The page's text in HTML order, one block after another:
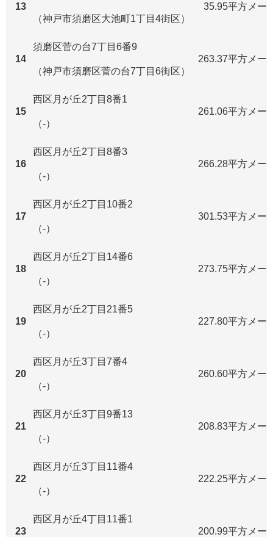
13
（神戸市須磨区大池町1丁目4街区）
35.95平方メー
14
須磨区菅の台7丁目6番9
（神戸市須磨区菅の台7丁目6街区）
263.37平方メー
15
西区月が丘2丁目8番1
（-）
261.06平方メー
16
西区月が丘2丁目8番3
（-）
266.28平方メー
17
西区月が丘2丁目10番2
（-）
301.53平方メー
18
西区月が丘2丁目14番6
（-）
273.75平方メー
19
西区月が丘2丁目21番5
（-）
227.80平方メー
20
西区月が丘3丁目7番4
（-）
260.60平方メー
21
西区月が丘3丁目9番13
（-）
208.83平方メー
22
西区月が丘3丁目11番4
（-）
222.25平方メー
23
西区月が丘4丁目11番1
200.99平方メー